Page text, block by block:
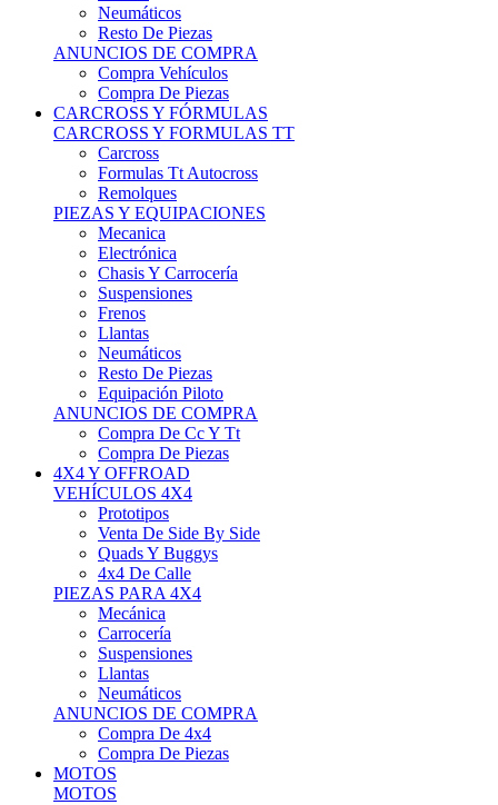
Resto De Piezas
ANUNCIOS DE COMPRA
Compra Vehículos
Compra De Piezas
CARCROSS Y FÓRMULAS
CARCROSS Y FORMULAS TT
Carcross
Formulas Tt Autocross
Remolques
PIEZAS Y EQUIPACIONES
Mecanica
Electrónica
Chasis Y Carrocería
Suspensiones
Frenos
Llantas
Neumáticos
Resto De Piezas
Equipación Piloto
ANUNCIOS DE COMPRA
Compra De Cc Y Tt
Compra De Piezas
4X4 Y OFFROAD
VEHÍCULOS 4X4
Prototipos
Venta De Side By Side
Quads Y Buggys
4x4 De Calle
PIEZAS PARA 4X4
Mecánica
Carrocería
Suspensiones
Llantas
Neumáticos
ANUNCIOS DE COMPRA
Compra De 4x4
Compra De Piezas
MOTOS
MOTOS
Motos De Circuito